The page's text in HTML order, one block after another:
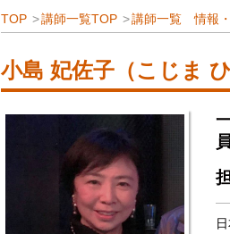
TOP 講師一覧TOP 講師一覧 情報
小島 妃佐子（こじま